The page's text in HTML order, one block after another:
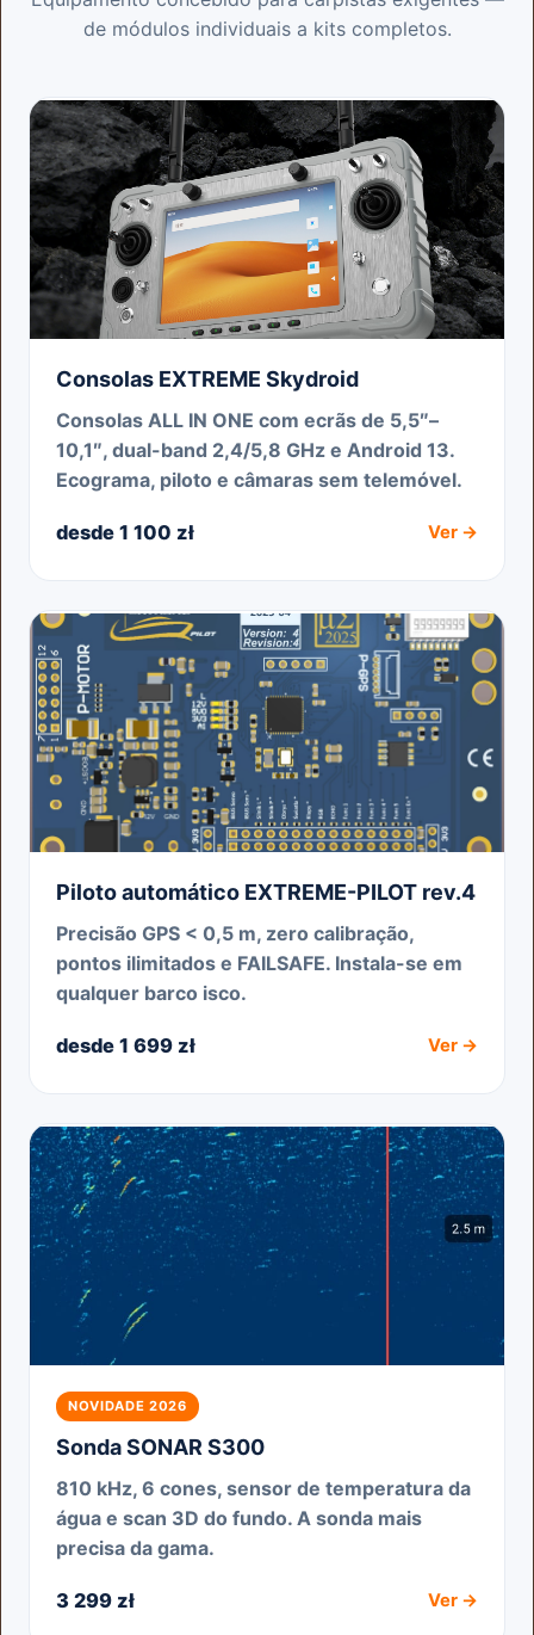
de módulos individuais a kits completos.
Consolas EXTREME Skydroid
Consolas ALL IN ONE com ecrãs de 5,5″–
10,1″, dual-band 2,4/5,8 GHz e Android 13.
Ecograma, piloto e câmaras sem telemóvel.
desde 1 100 zł Ver →
Piloto automático EXTREME-PILOT rev.4
Precisão GPS < 0,5 m, zero calibração,
pontos ilimitados e FAILSAFE. Instala-se em
qualquer barco isco.
desde 1 699 zł Ver →
NOVIDADE 2026
Sonda SONAR S300
810 kHz, 6 cones, sensor de temperatura da
água e scan 3D do fundo. A sonda mais
precisa da gama.
3 299 zł Ver →